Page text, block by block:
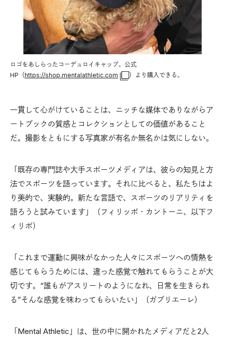
ロゴをあしらったコーデュロイキャップ。公式
HP（https://shop.mentalathletic.com ）より購入できる。
一貫して心がけていることは、ニッチな媒体でありながらア
ートブックの質感とコレクションとしての価値があること
だ。撮影をともにする写真家が有名か無名かは気にしない。
「既存の専門誌や大手スポーツメディアは、彼らの知見と方
法でスポーツを語っています。それに比べると、私たちはよ
り美的で、実験的。新たな言語で、スポーツのリアリティを
語ろうと試みています」（フィリッポ・カントーニ、以下フ
ィリポ）
「これまで運動に興味がなかった人々にスポーツへの情熱を
感じてもらうためには、違った感覚で触れてもらうことが大
切です。“誰もがアスリートのようになれ、日常を生きられ
る”そんな感覚を味わってもらいたい」（ガブリエーレ）
「Mental Athletic」は、世の中に開かれたメディアだと2人